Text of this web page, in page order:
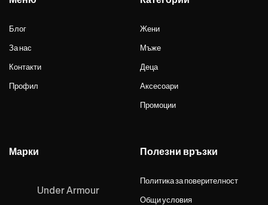
Блог
За нас
Контакти
Профил
Жени
Мъже
Деца
Аксесоари
Промоции
Марки
Under Armour
Полезни връзки
Политика за поверителност
Общи условия